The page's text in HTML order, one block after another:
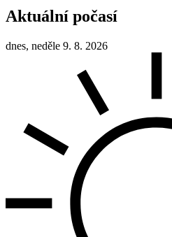
Aktuální počasí
dnes, neděle 9. 8. 2026